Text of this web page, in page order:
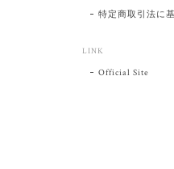
特定商取引法に
LINK
Official Site